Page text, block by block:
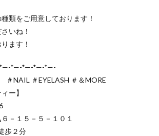
類をご用意しております！
いね！
ます！
*—-*—-*—-*—-
NAIL ＃EYELASH ＃＆MORE
ー】
－１５－５－１０１
歩２分